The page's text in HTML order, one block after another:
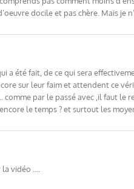
docile et pas chère. Mais je
a été fait, de ce qui sera
sur leur faim et attendent ce
comme par le passé avec ,il faut le
le temps ? et surtout les
vidéo ….